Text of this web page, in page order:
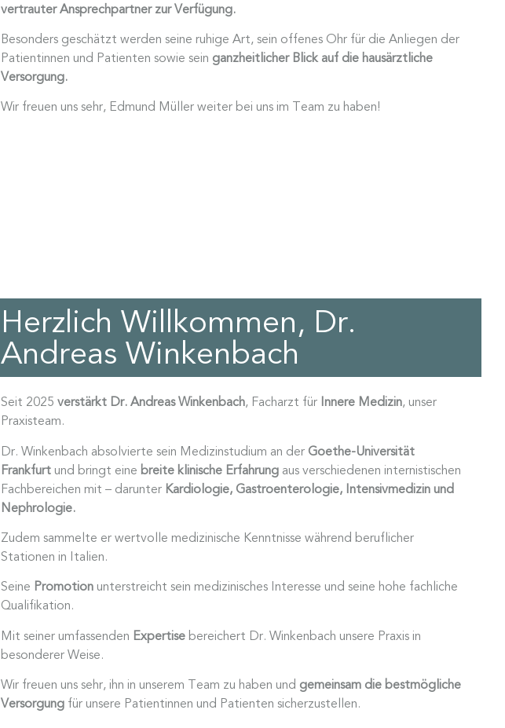
vertrauter Ansprechpartner zur Verfügung.
Besonders geschätzt werden seine ruhige Art, sein offenes Ohr für die Anliegen der
Patientinnen und Patienten sowie sein ganzheitlicher Blick auf die hausärztliche
Versorgung.
Wir freuen uns sehr, Edmund Müller weiter bei uns im Team zu haben!
Herzlich Willkommen, Dr.
Andreas Winkenbach
Seit 2025 verstärkt Dr. Andreas Winkenbach, Facharzt für Innere Medizin, unser
Praxisteam.
Dr. Winkenbach absolvierte sein Medizinstudium an der Goethe-Universität
Frankfurt und bringt eine breite klinische Erfahrung aus verschiedenen internistischen
Fachbereichen mit – darunter Kardiologie, Gastroenterologie, Intensivmedizin und
Nephrologie.
Zudem sammelte er wertvolle medizinische Kenntnisse während beruflicher
Stationen in Italien.
Seine Promotion unterstreicht sein medizinisches Interesse und seine hohe fachliche
Qualifikation.
Mit seiner umfassenden Expertise bereichert Dr. Winkenbach unsere Praxis in
besonderer Weise.
Wir freuen uns sehr, ihn in unserem Team zu haben und gemeinsam die bestmögliche
Versorgung für unsere Patientinnen und Patienten sicherzustellen.